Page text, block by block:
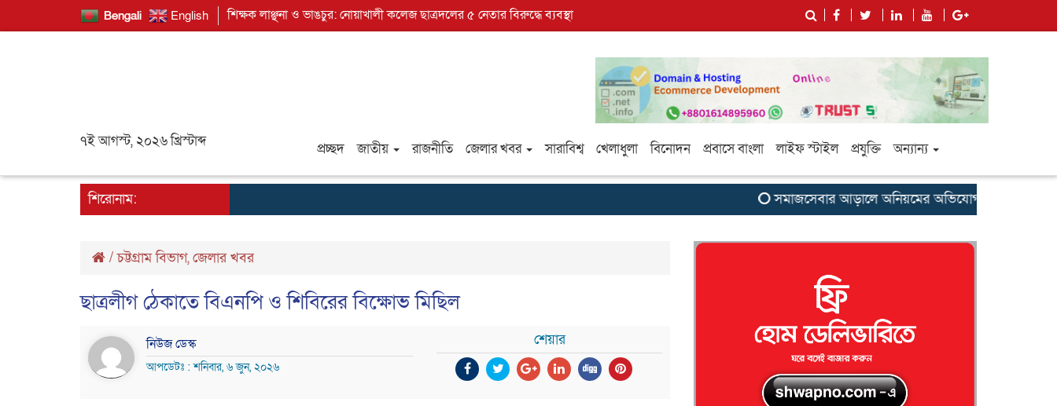
Bengali English শিক্ষক লাঞ্ছনা ও ভাঙচুর: নোয়াখালী কলেজ ছাত্রদলের ৫ নেতার বিরুদ্ধে ব্যবস্থা
৭ই আগস্ট, ২০২৬ খ্রিস্টাব্দ প্রচ্ছদ জাতীয় রাজনীতি জেলার খবর সারাবিশ্ব খেলাধুলা বিনোদন প্রবাসে বাংলা লাইফ স্টাইল প্রযুক্তি অন্যান্য
শিরোনাম: সমাজসেবার আড়ালে অনিয়মের অভিযোগ: সুবর্ণচরের এনজিও
/চট্টগ্রাম বিভাগ,জেলার খবর
ছাত্রলীগ ঠেকাতে বিএনপি ও শিবিরের বিক্ষোভ মিছিল
নিউজ ডেস্ক
আপডেটঃ : শনিবার, ৬ জুন, ২০২৬
শেয়ার